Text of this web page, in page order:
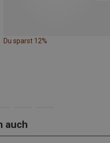
Du sparst 12%
auch